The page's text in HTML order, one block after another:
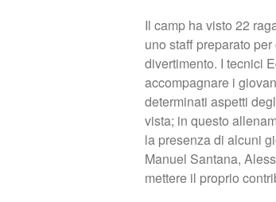
Il camp ha visto 22
uno staff preparato
divertimento. I tecnici
accompagnare i
determinati aspetti
vista; in questo
la presenza di alcuni
Manuel Santana,
mettere il proprio